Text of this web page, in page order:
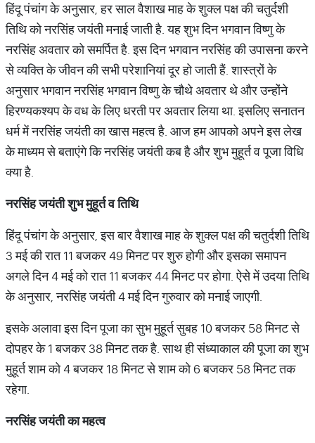
हिंदू पंचांग के अनुसार, हर साल वैशाख माह के शुक्ल पक्ष की चतुर्दशी
तिथि को नरसिंह जयंती मनाई जाती है. यह शुभ दिन भगवान विष्णु के
नरसिंह अवतार को समर्पित है. इस दिन भगवान नरसिंह की उपासना करने
से व्यक्ति के जीवन की सभी परेशानियां दूर हो जाती हैं. शास्त्रों के
अनुसार भगवान नरसिंह भगवान विष्णु के चौथे अवतार थे और उन्होंने
हिरण्यकश्यप के वध के लिए धरती पर अवतार लिया था. इसलिए सनातन
धर्म में नरसिंह जयंती का खास महत्व है. आज हम आपको अपने इस लेख
के माध्यम से बताएंगे कि नरसिंह जयंती कब है और शुभ मुहूर्त व पूजा विधि
क्या है.
नरसिंहजयंतीशुभमुहूर्तवतिथि
हिंदू पंचांग के अनुसार, इस बार वैशाख माह के शुक्ल पक्ष की चतुर्दशी तिथि
3 मई की रात 11 बजकर 49 मिनट पर शुरु होगी और इसका समापन
अगले दिन 4 मई को रात 11 बजकर 44 मिनट पर होगा. ऐसे में उदया तिथि
के अनुसार, नरसिंह जयंती 4 मई दिन गुरुवार को मनाई जाएगी.
इसके अलावा इस दिन पूजा का सुभ मुहूर्त सुबह 10 बजकर 58 मिनट से
दोपहर के 1 बजकर 38 मिनट तक है. साथ ही संध्याकाल की पूजा का शुभ
मुहूर्त शाम को 4 बजकर 18 मिनट से शाम को 6 बजकर 58 मिनट तक
रहेगा.
नरसिंहजयंतीकामहत्व